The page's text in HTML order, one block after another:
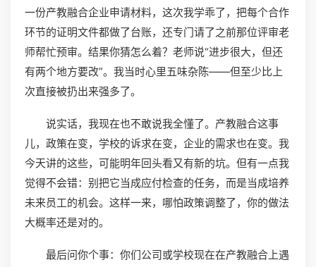
一份产教融合企业申请材料，这次我学乖了，把每个合作
环节的证明文件都做了台账，还专门请了之前那位评审老
师帮忙预审。结果你猜怎么着？老师说“进步很大，但还
有两个地方要改”。我当时心里五味杂陈——但至少比上
次直接被扔出来强多了。
说实话，我现在也不敢说我全懂了。产教融合这事
儿，政策在变，学校的诉求在变，企业的需求也在变。我
今天讲的这些，可能明年回头看又有新的坑。但有一点我
觉得不会错：别把它当成应付检查的任务，而是当成培养
未来员工的机会。这样一来，哪怕政策调整了，你的做法
大概率还是对的。
最后问你个事：你们公司或学校现在在产教融合上遇